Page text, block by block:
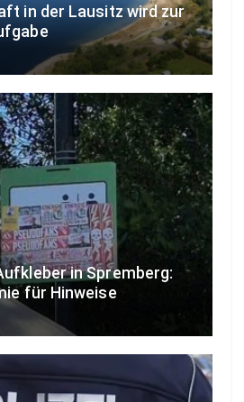
in der Lausitz wird zur
in Spremberg:
für Hinweise